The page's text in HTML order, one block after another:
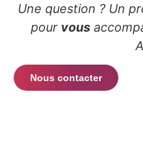
Une question ? Un
pour vous
Nous contacter